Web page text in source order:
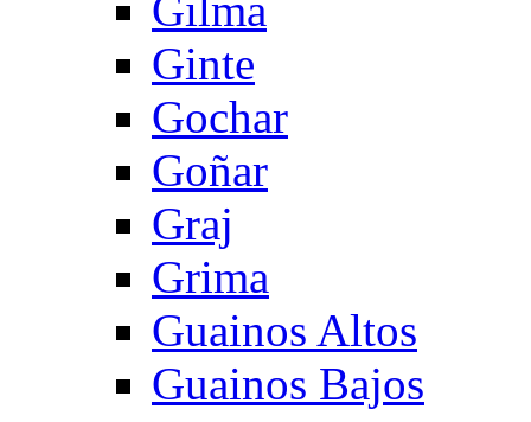
Ginte
Gochar
Goñar
Graj
Grima
Guainos Altos
Guainos Bajos